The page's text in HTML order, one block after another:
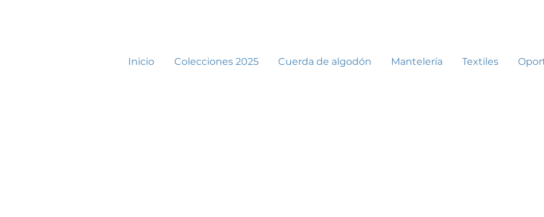
Inicio Colecciones 2025 Cuerda de algodón Mantelería Textiles